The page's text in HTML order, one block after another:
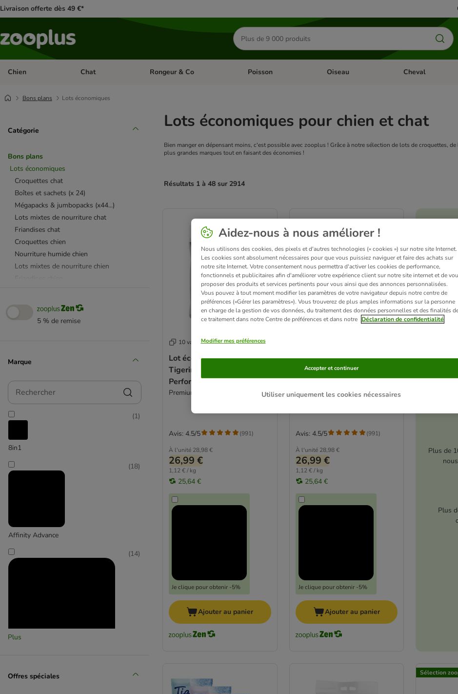
Livraison offerte dès 49 €*
Rechercher
des
produits
Chien Dérouler les catégories: Chien
Chat Dérouler les catégories: Chat
Rongeur & Co Dérouler les catégories: Rongeur & Co
Poisson Dérouler les catégories: Poisson
Oiseau Dérouler les
Cheval
Bons plans Lots économiques
Catégorie
Bons plans
Lots économiques
Croquettes chat
Boîtes et sachets (x 24)
Mégapacks & jumbopacks (x44...)
Lots mixtes de nourriture chat
Friandises chat
Croquettes chien
Nourriture humide chien
Lots mixtes de nourriture chien
Accessoires chien
Litière chat
5 % de remise
Marque
Rechercher
8in1
(1)
Affinity Advance
(18)
Affinity Advance Veterinary Diets
(14)
Plus
Offres spéciales
Lots économiques pour chien et chat
Bien manger en dépensant moins, c'est possible avec zooplus ! Grâce à notre sélection de lots de croquettes,
plus grandes marques tout en faisant des économies !
Résultats 1 à 48 sur 2914
10 variantes
Lot économique litière
Tigerino Premium ou
Performance
Premium, senteur talc (2 x 12 kg)
À l'unité 28,98 €
26,99 €
1,12 € / kg
25,64 €
Je clique pour obtenir -5%
Avis: 4.5/5 (991)
Ajouter au panier
Lot économique litière
Tigerino Premium ou
Performance
Premium, Sensitive (2 x 12 kg)
À l'unité 28,98 €
26,99 €
1,12 € / kg
25,64 €
Je clique pour obtenir -5%
Avis: 4.5/5 (991)
Ajouter au panier
Plus de
Plus
Sélection
Aidez-nous à nous améliorer !
Nous utilisons des cookies, des pixels et d'autres technologies (« cookies ») sur notre site Internet.
Les cookies sont absolument nécessaires pour que vous puissiez naviguer et faire des achats sur
notre site Internet. Votre consentement nous permettra d'activer les cookies de performance,
fonctionnels et publicitaires afin d'améliorer votre expérience client sur notre site internet et de
proposer des produits et services pertinents pour vous ainsi que des annonces personnalisées.
Vous pouvez à tout moment modifier les paramètres de votre navigateur depuis notre centre de
préférences («Gérer les paramètres»). Vous trouverez de plus amples informations sur la personne
en charge de la gestion de vos données, du traitement des données personnelles et des finalités
ce traitement dans notre Centre de préférences et dans notre Déclaration de confidentialité
Modifier mes préférences
Utiliser uniquement les cookies nécessaires
Accepter et continuer